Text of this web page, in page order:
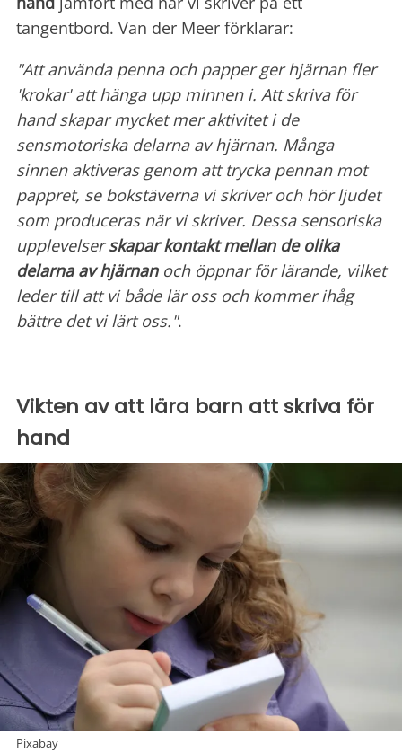
tangentbord. Van der Meer förklarar:
"Att använda penna och papper ger hjärnan fler
'krokar' att hänga upp minnen i. Att skriva för
hand skapar mycket mer aktivitet i de
sensmotoriska delarna av hjärnan. Många
sinnen aktiveras genom att trycka pennan mot
pappret, se bokstäverna vi skriver och hör ljudet
som produceras när vi skriver. Dessa sensoriska
upplevelserskapar kontakt mellan de olika
delarna av hjärnanoch öppnar för lärande, vilket
leder till att vi både lär oss och kommer ihåg
bättre det vi lärt oss.".
Vikten av att lära barn att skriva för
hand
Pixabay